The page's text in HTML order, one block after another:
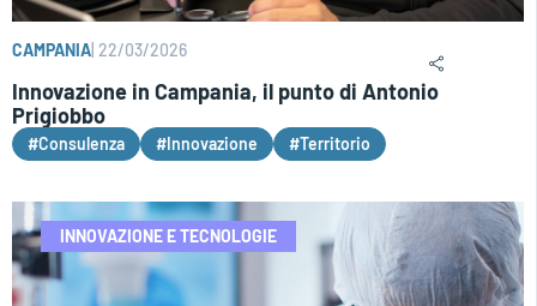
CAMPANIA 22/03/2026
Innovazione in Campania, il punto di Antonio
Prigiobbo
#Consulenza #Innovazione #Territorio
INNOVAZIONE E TECNOLOGIE